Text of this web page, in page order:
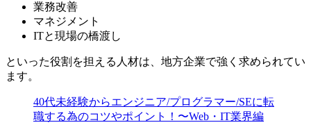
業務改善
マネジメント
ITと現場の橋渡し
といった役割を担える人材は、地方企業で強く求められてい
ます。
40代未経験からエンジニア/プログラマー/SEに転
職する為のコツやポイント！〜Web・IT業界編